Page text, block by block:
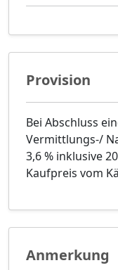
Provision
Bei Abschluss
Vermittlungs-/
3,6 % inklusive
Kaufpreis vom
Anmerkung